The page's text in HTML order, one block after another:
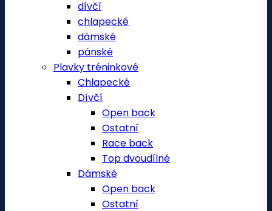
dívčí
chlapecké
dámské
pánské
Plavky tréninkové
Chlapecké
Dívčí
Open back
Ostatní
Race back
Top dvoudílné
Dámské
Open back
Ostatní